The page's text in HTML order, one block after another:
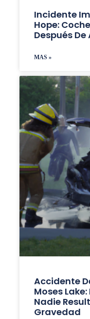
Incidente
Hope:
Después
MAS »
Accidente
Moses
Nadie
Gravedad